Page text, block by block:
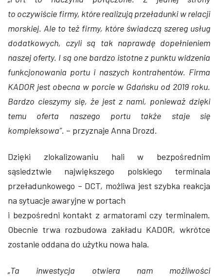
to oczywiście firmy, które realizują przeładunki w relacji
morskiej. Ale to też firmy, które świadczą szereg usług
dodatkowych, czyli są tak naprawdę dopełnieniem
naszej oferty. I są one bardzo istotne z punktu widzenia
funkcjonowania portu i naszych kontrahentów. Firma
KADOR jest obecna w porcie w Gdańsku od 2019 roku.
Bardzo cieszymy się, że jest z nami, ponieważ dzięki
temu oferta naszego portu także staje się
kompleksowa”. – przyznaje Anna Drozd.
Dzięki zlokalizowaniu hali w bezpośrednim
sąsiedztwie największego polskiego terminala
przeładunkowego – DCT, możliwa jest szybka reakcja
na sytuacje awaryjne w portach
i bezpośredni kontakt z armatorami czy terminalem.
Obecnie trwa rozbudowa zakładu KADOR, wkrótce
zostanie oddana do użytku nowa hala.
„Ta inwestycja otwiera nam możliwości